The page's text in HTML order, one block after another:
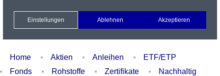
Xetra Realtime
Watchlist Portfolio Login
Home Aktien Anleihen
ETF/ETP
Fonds
Rohstoffe Zertifikate
Nachhaltig
Einstellungen Ablehnen Akzeptieren